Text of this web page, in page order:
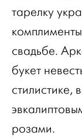
тарелку
свадьбе.
букет
стилистике,
розами.